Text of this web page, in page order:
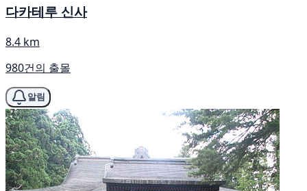
다카테루 신사
8.4 km
980건의 출몰
알림